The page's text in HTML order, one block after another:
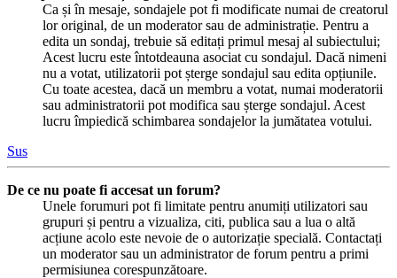
Ca și în mesaje, sondajele pot fi modificate numai de creatorul
lor original, de un moderator sau de administrație. Pentru a
edita un sondaj, trebuie să editați primul mesaj al subiectului;
Acest lucru este întotdeauna asociat cu sondajul. Dacă nimeni
nu a votat, utilizatorii pot șterge sondajul sau edita opțiunile.
Cu toate acestea, dacă un membru a votat, numai moderatorii
sau administratorii pot modifica sau șterge sondajul. Acest
lucru împiedică schimbarea sondajelor la jumătatea votului.
Sus
De ce nu poate fi accesat un forum?
Unele forumuri pot fi limitate pentru anumiți utilizatori sau
grupuri și pentru a vizualiza, citi, publica sau a lua o altă
acțiune acolo este nevoie de o autorizație specială. Contactați
un moderator sau un administrator de forum pentru a primi
permisiunea corespunzătoare.